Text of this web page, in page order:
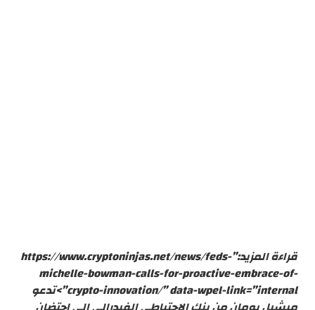
قراءة المزيد:”https://www.cryptoninjas.net/news/feds-
michelle-bowman-calls-for-proactive-embrace-of-
crypto-innovation/” data-wpel-link=”internal”>تدعو